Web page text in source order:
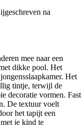
na
mee naar een
dikke pool. Het
Het
tintje, terwijl de
decoratie vormen. Fast
De textuur voelt
het tapijt een
je kind te